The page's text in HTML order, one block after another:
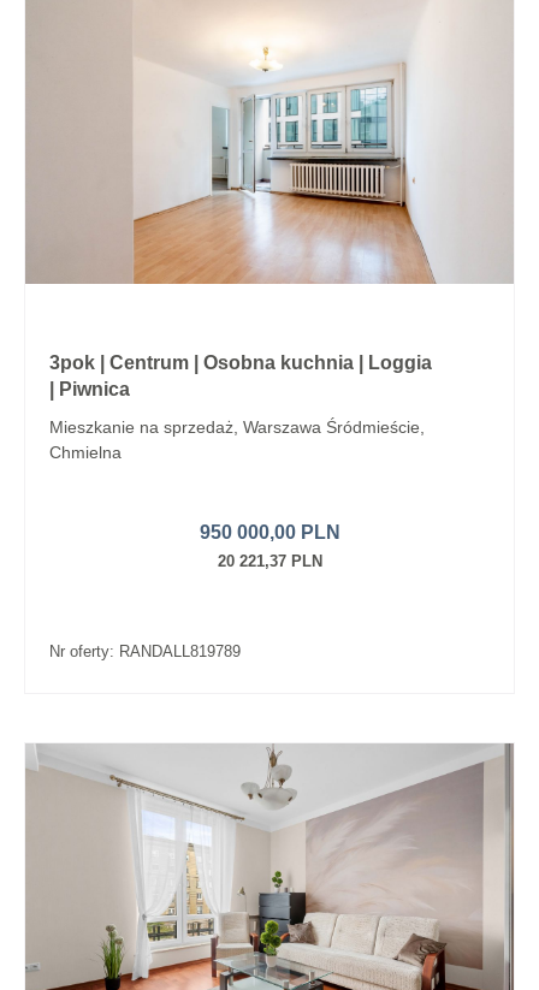
3pok | Centrum | Osobna kuchnia | Loggia
| Piwnica
Mieszkanie na sprzedaż, Warszawa Śródmieście,
Chmielna
950 000,00 PLN
20 221,37 PLN
Nr oferty: RANDALL819789